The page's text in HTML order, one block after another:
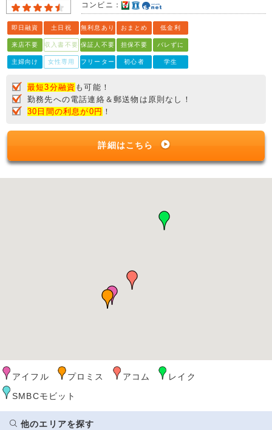
コンビニ：
即日融資 土日祝 無利息あり おまとめ 低金利
来店不要 収入書不要 保証人不要 担保不要 バレずに
主婦向け 女性専用 フリーター 初心者 学生
最短3分融資 も可能！
勤務先への電話連絡＆郵送物は原則なし！
30日間の利息が0円 ！
詳細はこちら
アイフル プロミス アコム
レイク
SMBCモビット
他のエリアを探す